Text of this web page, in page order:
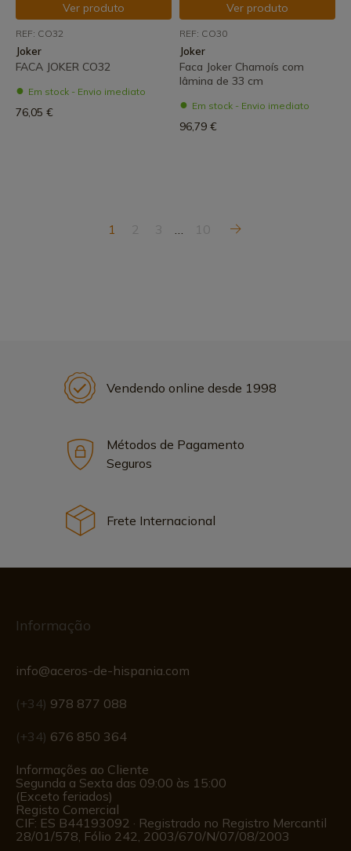
Ver produto
REF: CO32
Joker
FACA JOKER CO32
Em stock - Envio imediato
76,05 €
Ver produto
REF: CO30
Joker
Faca Joker Chamoís com
lâmina de 33 cm
Em stock - Envio imediato
96,79 €
1 2 3 … 10
Vendendo online desde 1998
Métodos de Pagamento
Seguros
Frete Internacional
Informação
info@aceros-de-hispania.com
(+34) 978 877 088
(+34) 676 850 364
Informações ao Cliente
Segunda a Sexta das 09:00 às 15:00
(Exceto feriados)
Registo Comercial
CIF: ES B44193092 · Registrado no Registro Mercantil
28/01/578, Fólio 242, 2003/670/N/07/08/2003